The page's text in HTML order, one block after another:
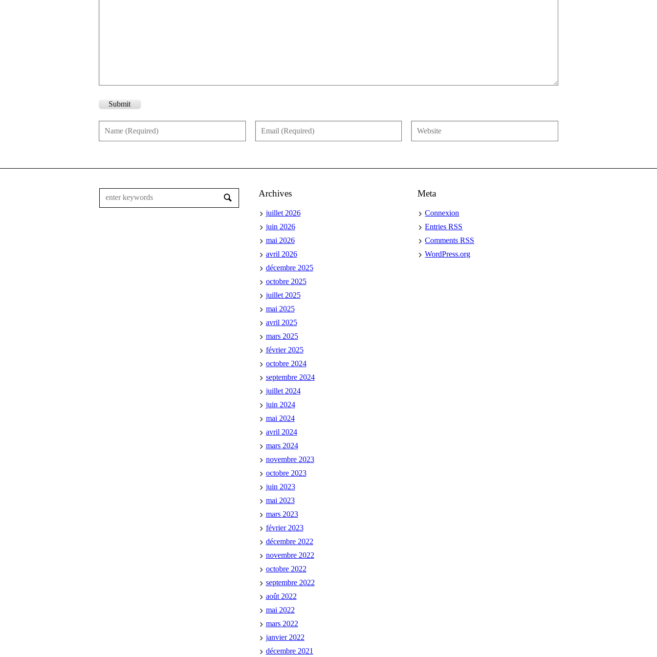
Submit
Archives
juillet 2026
juin 2026
mai 2026
avril 2026
décembre 2025
octobre 2025
juillet 2025
mai 2025
avril 2025
mars 2025
février 2025
octobre 2024
septembre 2024
juillet 2024
juin 2024
mai 2024
avril 2024
mars 2024
novembre 2023
octobre 2023
juin 2023
mai 2023
mars 2023
février 2023
décembre 2022
novembre 2022
octobre 2022
septembre 2022
août 2022
mai 2022
mars 2022
janvier 2022
décembre 2021
Meta
Connexion
EntriesRSS
CommentsRSS
WordPress.org